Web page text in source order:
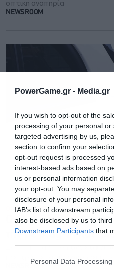
PowerGame.gr - Media.gr
If you wish to opt-out of the
processing of your personal
targeted advertising by us,
section to confirm your
opt-out request is processed
interest-based ads based on
us or personal information
your opt-out. You may
disclosure of your personal
IAB’s list of downstream
also be disclosed by us to
Downstream Participants that
Personal Data
οπτική αναπηρία
NEWSROOM
GREEN POWER 18.04.2024 - 14:16
Ogilvy Greece:
της με plug-in και
Σε αντικατάσταση των
ηλεκτρικά έχει προχωρήσει η